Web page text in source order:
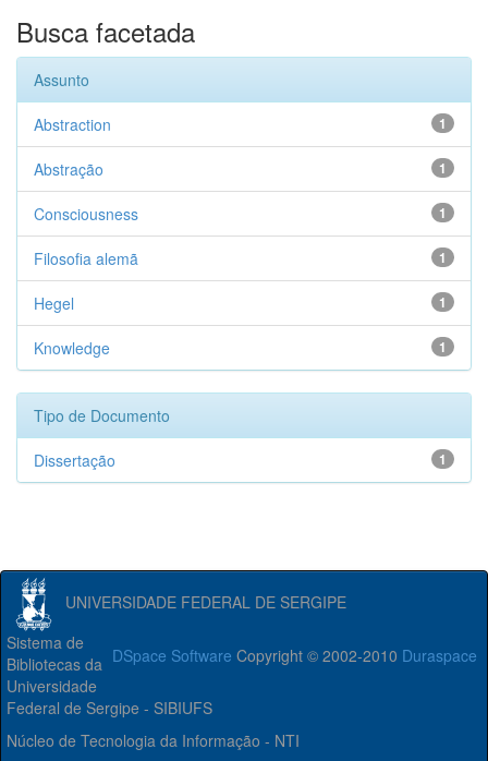
Busca facetada
Assunto
1
Abstraction
1
Abstração
1
Consciousness
1
Filosofia alemã
1
Hegel
1
Knowledge
Tipo de Documento
1
Dissertação
UNIVERSIDADE FEDERAL DE SERGIPE
DSpace Software Copyright © 2002-2010 Duraspace
Sistema de
Bibliotecas da
Universidade
Federal de Sergipe - SIBIUFS
Núcleo de Tecnologia da Informação - NTI